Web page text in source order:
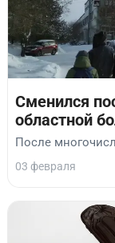
Сменился
областной
После
03 февраля